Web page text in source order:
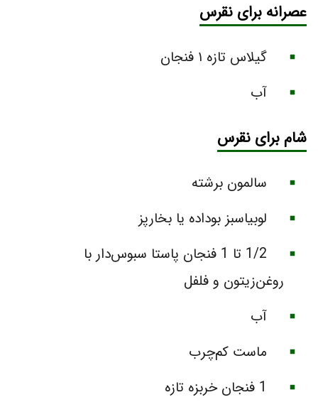
عصرانه برای نقرس
گیلاس تازه ۱ فنجان
آب
شام برای نقرس
سالمون برشته
لوبیاسبز بوداده یا بخارپز
1/2 تا 1 فنجان پاستا سبوس‌دار با
روغن‌زیتون و فلفل
آب
ماست کم‌چرب